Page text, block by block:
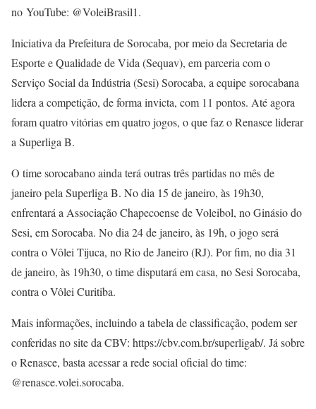
no YouTube: @VoleiBrasil1.
Iniciativa da Prefeitura de Sorocaba, por meio da Secretaria de
Esporte e Qualidade de Vida (Sequav), em parceria com o
Serviço Social da Indústria (Sesi) Sorocaba, a equipe sorocabana
lidera a competição, de forma invicta, com 11 pontos. Até agora
foram quatro vitórias em quatro jogos, o que faz o Renasce liderar
a Superliga B.
O time sorocabano ainda terá outras três partidas no mês de
janeiro pela Superliga B. No dia 15 de janeiro, às 19h30,
enfrentará a Associação Chapecoense de Voleibol, no Ginásio do
Sesi, em Sorocaba. No dia 24 de janeiro, às 19h, o jogo será
contra o Vôlei Tijuca, no Rio de Janeiro (RJ). Por fim, no dia 31
de janeiro, às 19h30, o time disputará em casa, no Sesi Sorocaba,
contra o Vôlei Curitiba.
Mais informações, incluindo a tabela de classificação, podem ser
conferidas no site da CBV: https://cbv.com.br/superligab/. Já sobre
o Renasce, basta acessar a rede social oficial do time:
@renasce.volei.sorocaba.